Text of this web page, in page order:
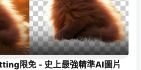
限免 - 史上最強精準AI圖片